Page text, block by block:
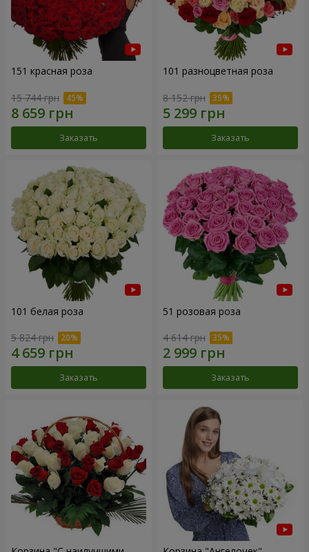
151 красная роза
15 744 грн
Заказать
101 разноцветная роза
8 152 грн
Заказать
101 белая роза
5 824 грн
Заказать
51 розовая роза
4 614 грн
Заказать